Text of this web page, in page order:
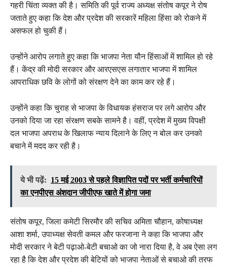
गहरी चिंता व्यक्त की है। समिति की पूर्व राज्य अध्यक्ष संतोष कपूर ने रोष
जताते हुए कहा कि देश और प्रदेश की सरकारें महिला हिंसा को रोकने में
असफल हो चुकी हैं।
उन्होंने आरोप लगाते हुए कहा कि भाजपा नेता यौन हिंसाओं में शामिल हो रहे
हैं। केंद्र की मोदी सरकार और आरएसएस लगातार भाजपा में शामिल
आपराधिक छवि के लोगों को संरक्षण देने का काम कर रहे‌ हैं।
उन्होंने कहा कि चुराह से भाजपा के विधायक हंसराज पर लगे आरोप और
उनको दिया जा रहा संरक्षण सबके सामने है। वहीं, प्रदेश में मुख्य विपक्षी
दल भाजपा अपराध के खिलाफ न्याय दिलाने के लिए न बोल कर उनको
बचाने में मदद कर रही है।
ये भी पढ़ें: 15 मई 2003 से पहले विज्ञापित पदों पर भर्ती कर्मचारियों
का एनपीएस अंशदान जीपीएफ खाते में होगा जमा
संतोष कपूर, जिला कमेटी सिरमौर की सचिव अमिता चौहान, कोषाध्यक्ष
आशा शर्मा, उपाध्यक्ष सेवती कमल और फरजाना ने कहा कि भाजपा और
मोदी सरकार ने बेटी पढ़ाओ-बेटी बचाओ का जो नारा दिया है, वे अब ऐसा लग
रहा है कि देश और प्रदेश की बेटियों को भाजपा नेताओं से बचाओ की तरफ